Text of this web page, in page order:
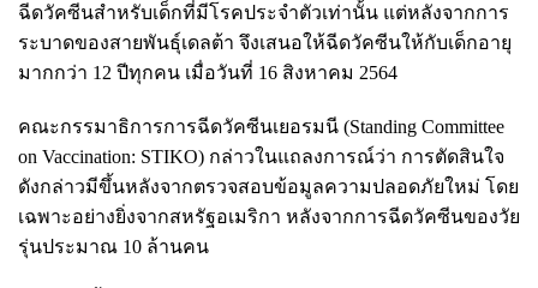
ฉีดวัคซีนสำหรับเด็กที่มีโรคประจำตัวเท่านั้น แต่หลังจากการ
ระบาดของสายพันธุ์เดลต้า จึงเสนอให้ฉีดวัคซีนให้กับเด็กอายุ
มากกว่า 12 ปีทุกคน เมื่อวันที่ 16 สิงหาคม 2564
คณะกรรมาธิการการฉีดวัคซีนเยอรมนี (Standing Committee
on Vaccination: STIKO) กล่าวในแถลงการณ์ว่า การตัดสินใจ
ดังกล่าวมีขึ้นหลังจากตรวจสอบข้อมูลความปลอดภัยใหม่ โดย
เฉพาะอย่างยิ่งจากสหรัฐอเมริกา หลังจากการฉีดวัคซีนของวัย
รุ่นประมาณ 10 ล้านคน